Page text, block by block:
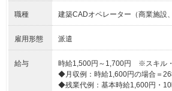
職種 建築CADオペレーター（商業施設
雇用形態 派遣
給与
時給1,500円～1,700円 ※スキル
◆月収例：時給1,600円の場合＝
◆残業代例：基本時給1,600円・